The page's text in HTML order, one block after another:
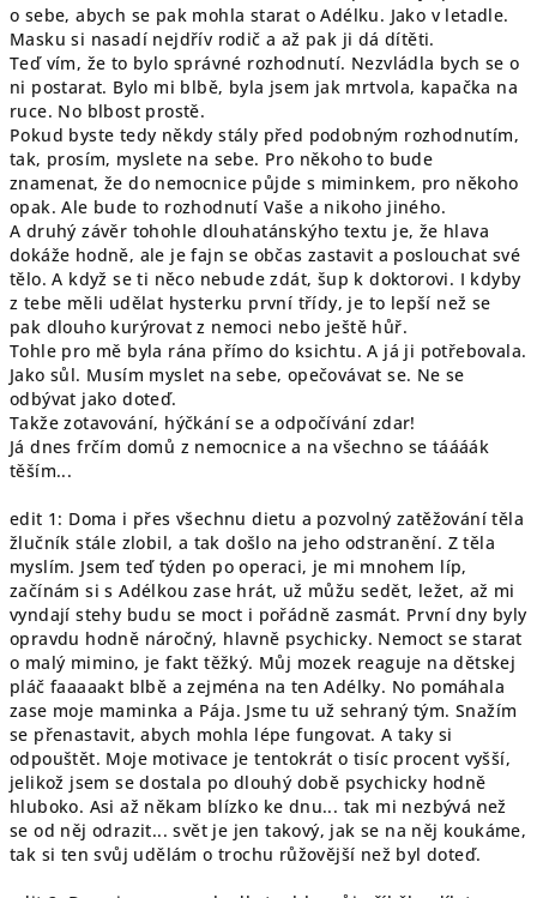
o sebe, abych se pak mohla starat o Adélku. Jako v letadle.
Masku si nasadí nejdřív rodič a až pak ji dá dítěti.
Teď vím, že to bylo správné rozhodnutí. Nezvládla bych se o
ni postarat. Bylo mi blbě, byla jsem jak mrtvola, kapačka na
ruce. No blbost prostě.
Pokud byste tedy někdy stály před podobným rozhodnutím,
tak, prosím, myslete na sebe. Pro někoho to bude
znamenat, že do nemocnice půjde s miminkem, pro někoho
opak. Ale bude to rozhodnutí Vaše a nikoho jiného.
A druhý závěr tohohle dlouhatánskýho textu je, že hlava
dokáže hodně, ale je fajn se občas zastavit a poslouchat své
tělo. A když se ti něco nebude zdát, šup k doktorovi. I kdyby
z tebe měli udělat hysterku první třídy, je to lepší než se
pak dlouho kurýrovat z nemoci nebo ještě hůř.
Tohle pro mě byla rána přímo do ksichtu. A já ji potřebovala.
Jako sůl. Musím myslet na sebe, opečovávat se. Ne se
odbývat jako doteď.
Takže zotavování, hýčkání se a odpočívání zdar!
Já dnes frčím domů z nemocnice a na všechno se táááák
těším...
edit 1: Doma i přes všechnu dietu a pozvolný zatěžování těla
žlučník stále zlobil, a tak došlo na jeho odstranění. Z těla
myslím. Jsem teď týden po operaci, je mi mnohem líp,
začínám si s Adélkou zase hrát, už můžu sedět, ležet, až mi
vyndají stehy budu se moct i pořádně zasmát. První dny byly
opravdu hodně náročný, hlavně psychicky. Nemoct se starat
o malý mimino, je fakt těžký. Můj mozek reaguje na dětskej
pláč faaaaakt blbě a zejména na ten Adélky. No pomáhala
zase moje maminka a Pája. Jsme tu už sehraný tým. Snažím
se přenastavit, abych mohla lépe fungovat. A taky si
odpouštět. Moje motivace je tentokrát o tisíc procent vyšší,
jelikož jsem se dostala po dlouhý době psychicky hodně
hluboko. Asi až někam blízko ke dnu... tak mi nezbývá než
se od něj odrazit... svět je jen takový, jak se na něj koukáme,
tak si ten svůj udělám o trochu růžovější než byl doteď.